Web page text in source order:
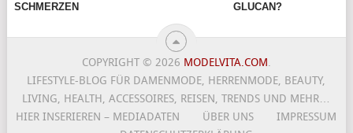
SCHMERZEN
GLUCAN?
COPYRIGHT © 2026 MODELVITA.COM.
LIFESTYLE-BLOG FÜR DAMENMODE, HERRENMODE, BEAUTY,
LIVING, HEALTH, ACCESSOIRES, REISEN, TRENDS UND MEHR…
HIER INSERIEREN – MEDIADATEN
ÜBER UNS
IMPRESSUM